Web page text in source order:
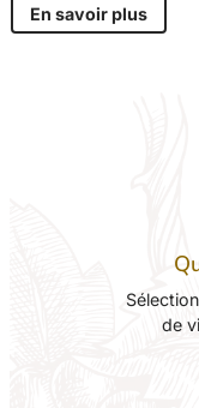
En savoir plus
de